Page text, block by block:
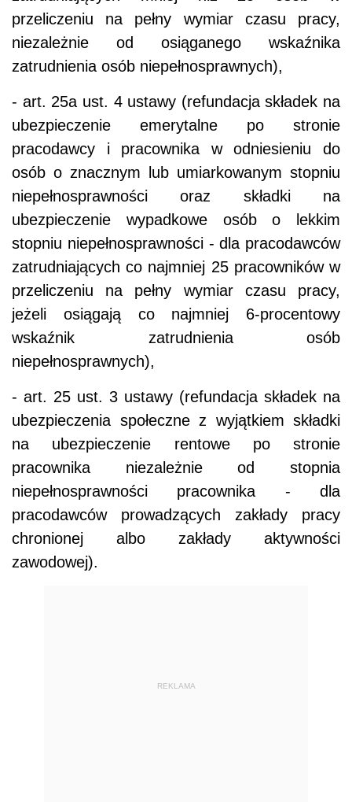
przeliczeniu na pełny wymiar czasu pracy,
niezależnie od osiąganego wskaźnika
zatrudnienia osób niepełnosprawnych),
- art. 25a ust. 4 ustawy (refundacja składek na
ubezpieczenie emerytalne po stronie
pracodawcy i pracownika w odniesieniu do
osób o znacznym lub umiarkowanym stopniu
niepełnosprawności oraz składki na
ubezpieczenie wypadkowe osób o lekkim
stopniu niepełnosprawności - dla pracodawców
zatrudniających co najmniej 25 pracowników w
przeliczeniu na pełny wymiar czasu pracy,
jeżeli osiągają co najmniej 6-procentowy
wskaźnik zatrudnienia osób
niepełnosprawnych),
- art. 25 ust. 3 ustawy (refundacja składek na
ubezpieczenia społeczne z wyjątkiem składki
na ubezpieczenie rentowe po stronie
pracownika niezależnie od stopnia
niepełnosprawności pracownika - dla
pracodawców prowadzących zakłady pracy
chronionej albo zakłady aktywności
zawodowej).
REKLAMA